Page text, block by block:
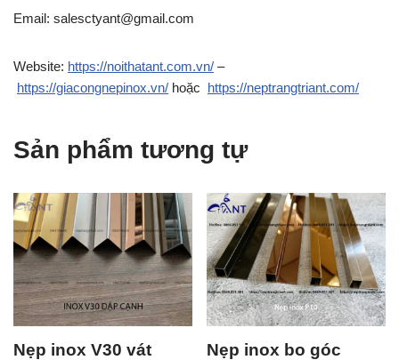
Email: salesctyant@gmail.com
Website: https://noithatant.com.vn/ –
https://giacongnepinox.vn/ hoặc https://neptrangtriant.com/
Sản phẩm tương tự
Nẹp inox V30 vát
Nẹp inox bo góc